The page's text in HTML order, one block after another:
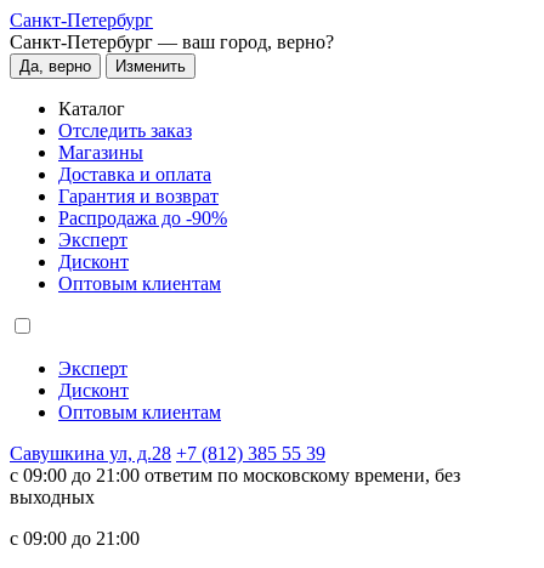
Санкт-Петербург
Санкт-Петербург — ваш город, верно?
Да, верно Изменить
Каталог
Отследить заказ
Магазины
Доставка и оплата
Гарантия и возврат
Распродажа до -90%
Эксперт
Дисконт
Оптовым клиентам
Эксперт
Дисконт
Оптовым клиентам
Савушкина ул, д.28 +7 (812) 385 55 39
c 09:00 до 21:00 ответим по московскому времени, без
выходных
c 09:00 до 21:00